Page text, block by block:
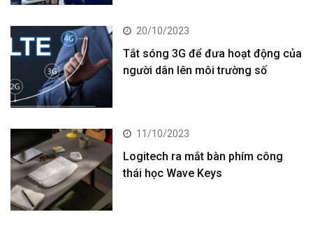
20/10/2023
Tắt sóng 3G để đưa hoạt động của
người dân lên môi trường số
11/10/2023
Logitech ra mắt bàn phím công
thái học Wave Keys